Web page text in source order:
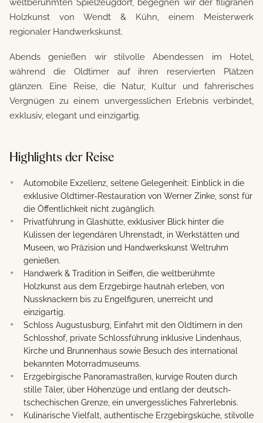
weltberühmten Spielzeugdorf, begegnen wir der filigranen
Holzkunst von Wendt & Kühn, einem Meisterwerk
regionaler Handwerkskunst.
Abends genießen wir stilvolle Abendessen im Hotel,
während die Oldtimer auf ihren reservierten Plätzen
glänzen. Eine Reise, die Natur, Kultur und fahrerisches
Vergnügen zu einem unvergesslichen Erlebnis verbindet,
exklusiv, elegant und einzigartig.
Highlights der Reise
Automobile Exzellenz, seltene Gelegenheit: Einblick in die
exklusive Oldtimer-Restauration von Werner Zinke, sonst für
die Öffentlichkeit nicht zugänglich.
Privatführung in Glashütte, exklusiver Blick hinter die
Kulissen der legendären Uhrenstadt, in Werkstätten und
Museen, wo Präzision und Handwerkskunst Weltruhm
genießen.
Handwerk & Tradition in Seiffen, die weltberühmte
Holzkunst aus dem Erzgebirge hautnah erleben, von
Nussknackern bis zu Engelfiguren, unerreicht und
einzigartig.
Schloss Augustusburg, Einfahrt mit den Oldtimern in den
Schlosshof, private Schlossführung inklusive Lindenhaus,
Kirche und Brunnenhaus sowie Besuch des international
bekannten Motorradmuseums.
Erzgebirgische Panoramastraßen, kurvige Routen durch
stille Täler, über Höhenzüge und entlang der deutsch-
tschechischen Grenze, ein unvergessliches Fahrerlebnis.
Kulinarische Vielfalt, authentische Erzgebirgsküche, stilvolle